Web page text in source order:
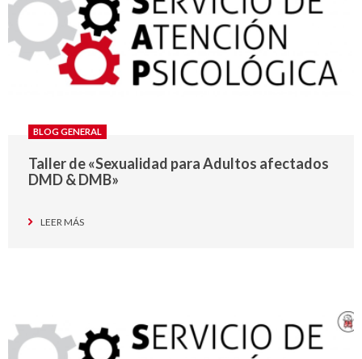
BLOG GENERAL
Taller de «Sexualidad para Adultos afectados
DMD & DMB»
LEER MÁS